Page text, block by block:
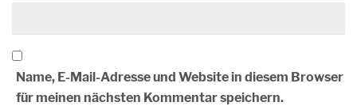
Name, E-Mail-Adresse und Website in diesem Browser
für meinen nächsten Kommentar speichern.